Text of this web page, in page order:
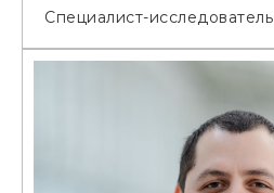
Специалист-исследователь